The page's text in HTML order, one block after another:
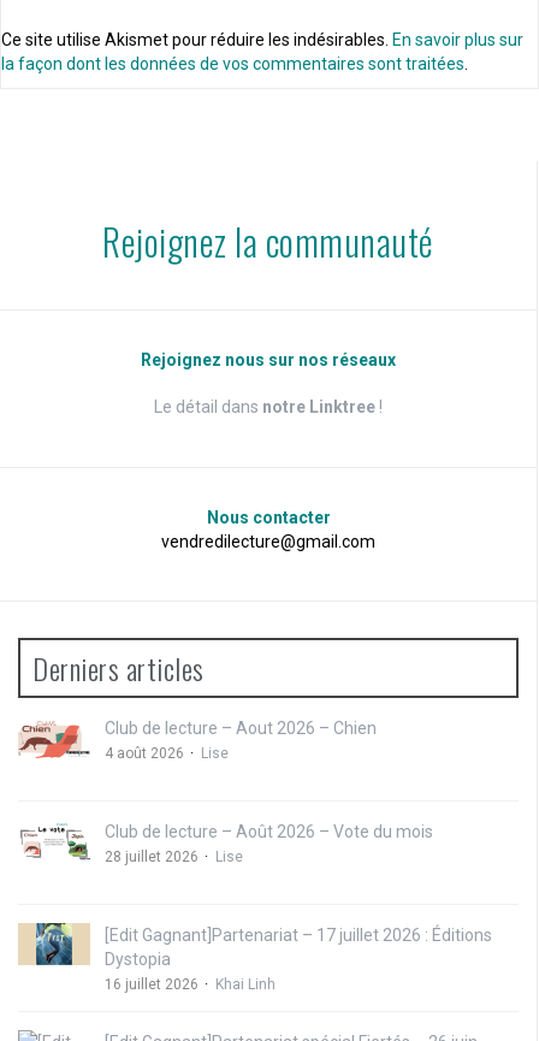
Ce site utilise Akismet pour réduire les indésirables. En savoir plus sur
la façon dont les données de vos commentaires sont traitées.
Rejoignez la communauté
Rejoignez nous sur nos réseaux
Le détail dans notre Linktree !
Nous contacter
vendredilecture@gmail.com
Derniers articles
Club de lecture – Aout 2026 – Chien
4 août 2026 Lise
Club de lecture – Août 2026 – Vote du mois
28 juillet 2026 Lise
[Edit Gagnant]Partenariat – 17 juillet 2026 : Éditions
Dystopia
16 juillet 2026 Khai Linh